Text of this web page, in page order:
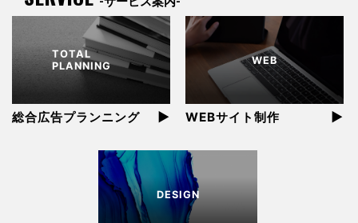
TOTAL
PLANNING
総合広告プランニング ▶︎
WEB
WEBサイト制作 ▶︎
DESIGN